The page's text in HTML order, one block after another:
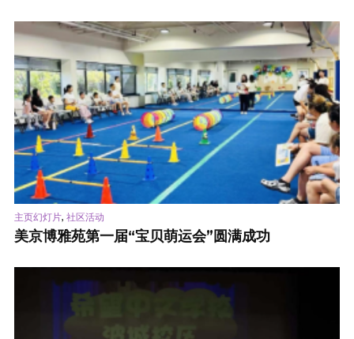
主页幻灯片, 社区活动
美京博雅苑第一届“宝贝萌运会”圆满成功